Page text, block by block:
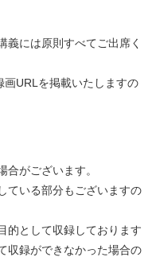
義には原則すべてご出席く
URLを掲載いたしますの
がございます。
ている部分もございますの
的として収録しております
収録ができなかった場合の